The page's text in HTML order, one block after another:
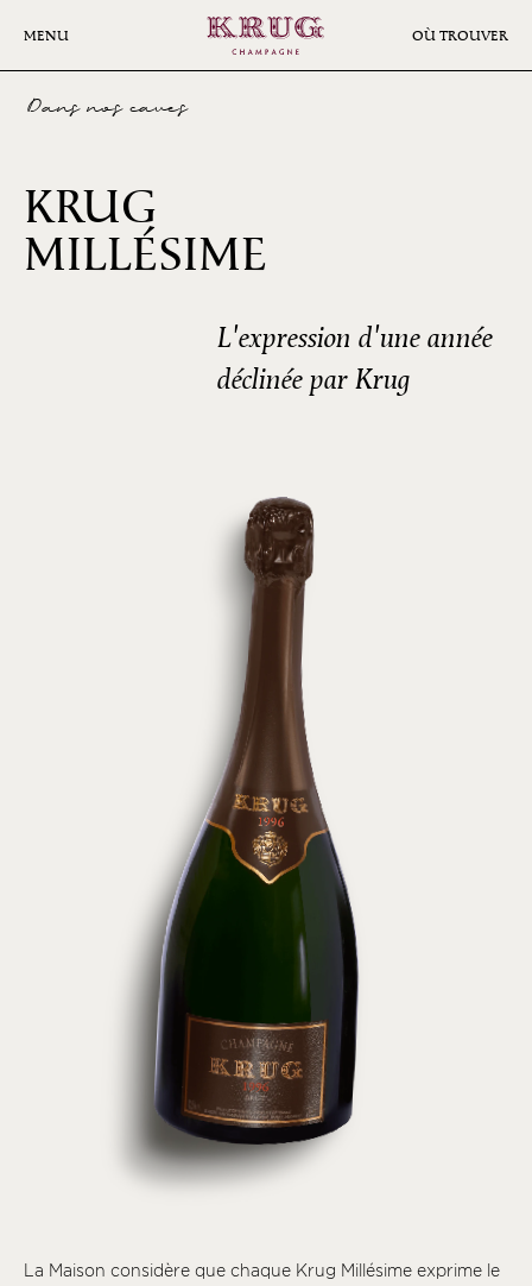
MENU OÙ TROUVER
Dans nos caves
KRUG
MILLÉSIME
L'expression d'une année
déclinée par Krug
La Maison considère que chaque Krug Millésime exprime le